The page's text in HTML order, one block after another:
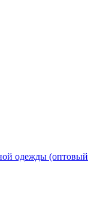
одежды (оптовый